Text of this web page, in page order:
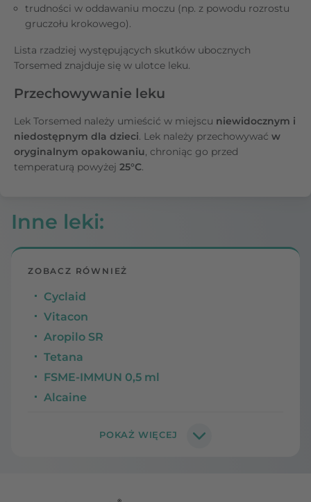
trudności w oddawaniu moczu (np. z powodu rozrostu
gruczołu krokowego).
Lista rzadziej występujących skutków ubocznych
Torsemed znajduje się w ulotce leku.
Przechowywanie leku
Lek Torsemed należy umieścić w miejscu niewidocznym i
niedostępnym dla dzieci. Lek należy przechowywać w
oryginalnym opakowaniu, chroniąc go przed
temperaturą powyżej 25°C.
Inne leki:
ZOBACZ RÓWNIEŻ
Cyclaid
Vitacon
Aropilo SR
Tetana
FSME-IMMUN 0,5 ml
Alcaine